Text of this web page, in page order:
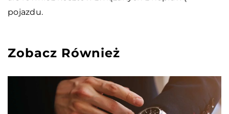
pojazdu.
Zobacz Również